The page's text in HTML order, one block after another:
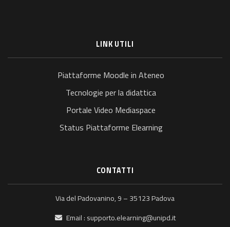
LINK UTILI
Piattaforme Moodle in Ateneo
Tecnologie per la didattica
Portale Video Mediaspace
Status Piattaforme Elearning
CONTATTI
Via del Padovanino, 9 – 35123 Padova
Email : supporto.elearning@unipd.it